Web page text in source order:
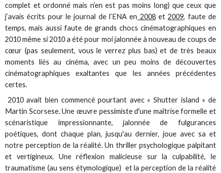
complet et ordonné mais n’en est pas moins long) que ceux que
j’avais écrits pour le journal de l’ENA en 2008et2009, faute de
temps, mais aussi faute de grands chocs cinématographiques en
2010 même si 2010 a été pour moi jalonnée à nouveau de coups de
cœur (pas seulement, vous le verrez plus bas) et de très beaux
moments liés au cinéma, avec un peu moins de découvertes
cinématographiques exaltantes que les années précédentes
certes.
2010 avait bien commencé pourtant avec « Shutter island » de
Martin Scorsese. Une œuvre pessimiste d'une maîtrise formelle et
scénaristique impressionnante, jalonnée de fulgurances
poétiques, dont chaque plan, jusqu'au dernier, joue avec sa et
notre perception de la réalité. Un thriller psychologique palpitant
et vertigineux. Une réflexion malicieuse sur la culpabilité, le
traumatisme (au sens étymologique) et la perception de la réalité